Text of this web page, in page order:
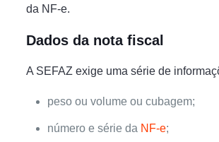
da NF-e.
Dados da nota fiscal
A SEFAZ exige uma série de
peso ou volume ou cubagem;
número e série da NF-e;